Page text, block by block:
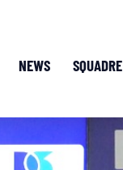
NEWS SQUADRE